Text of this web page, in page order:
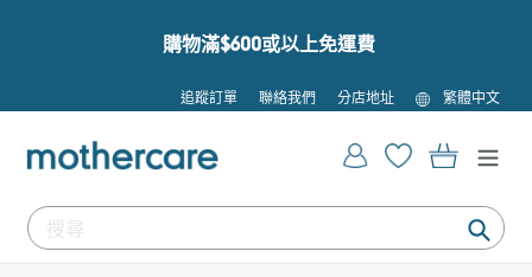
購物滿$600或以上免運費
追蹤訂單 聯絡我們 分店地址
語
言
繁體中文
提
登入 購物車